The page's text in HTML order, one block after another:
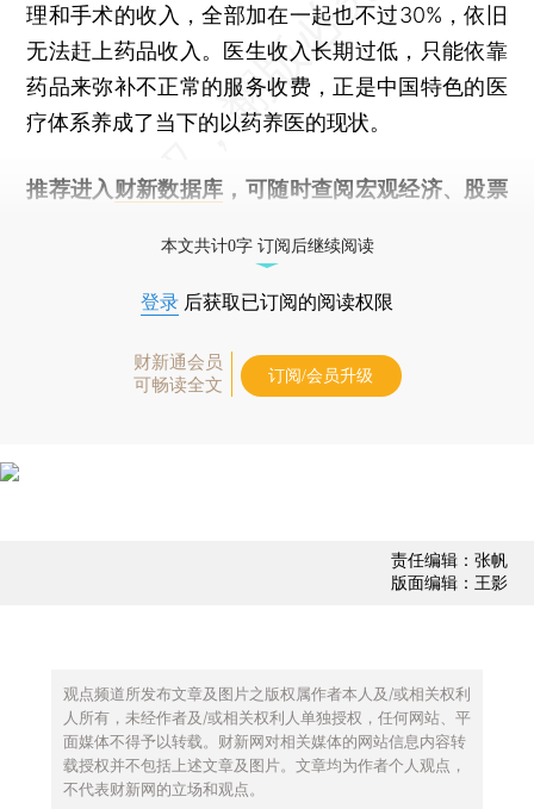
理和手术的收入，全部加在一起也不过30%，依旧
无法赶上药品收入。医生收入长期过低，只能依靠
药品来弥补不正常的服务收费，正是中国特色的医
疗体系养成了当下的以药养医的现状。
推荐进入 财新数据库 ，可随时查阅宏观经济、股票
本文共计0字 订阅后继续阅读
登录 后获取已订阅的阅读权限
财新通会员
可畅读全文
订阅/会员升级
责任编辑：张帆
版面编辑：王影
观点频道所发布文章及图片之版权属作者本人及/或相关权利
人所有，未经作者及/或相关权利人单独授权，任何网站、平
面媒体不得予以转载。财新网对相关媒体的网站信息内容转
载授权并不包括上述文章及图片。文章均为作者个人观点，
不代表财新网的立场和观点。